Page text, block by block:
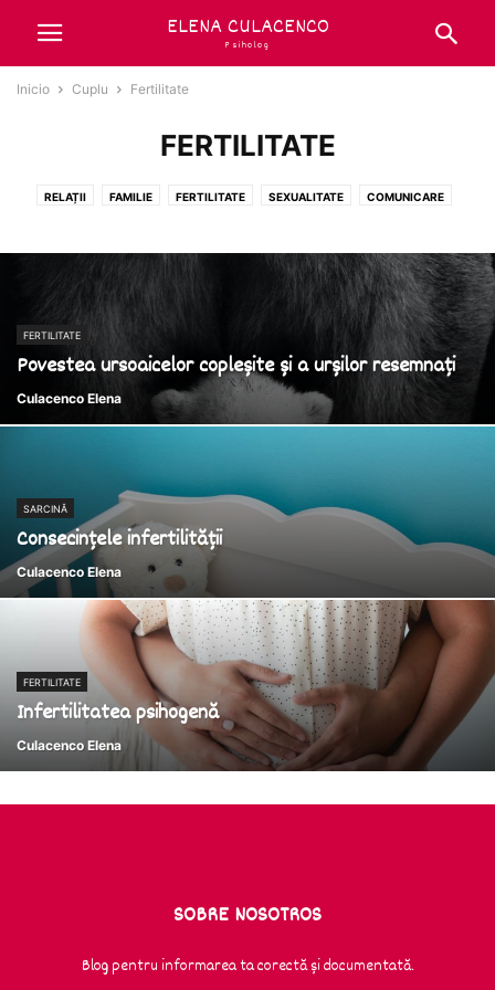
ELENA CULACENCO
Psiholog
Inicio Cuplu Fertilitate
FERTILITATE
RELAȚII FAMILIE FERTILITATE SEXUALITATE COMUNICARE
FERTILITATE
Povestea ursoaicelor copleșite și a urșilor resemnați
Culacenco Elena
SARCINĂ
Consecințele infertilității
Culacenco Elena
FERTILITATE
Infertilitatea psihogenă
Culacenco Elena
SOBRE NOSOTROS
Blog pentru informarea ta corectă și documentată.